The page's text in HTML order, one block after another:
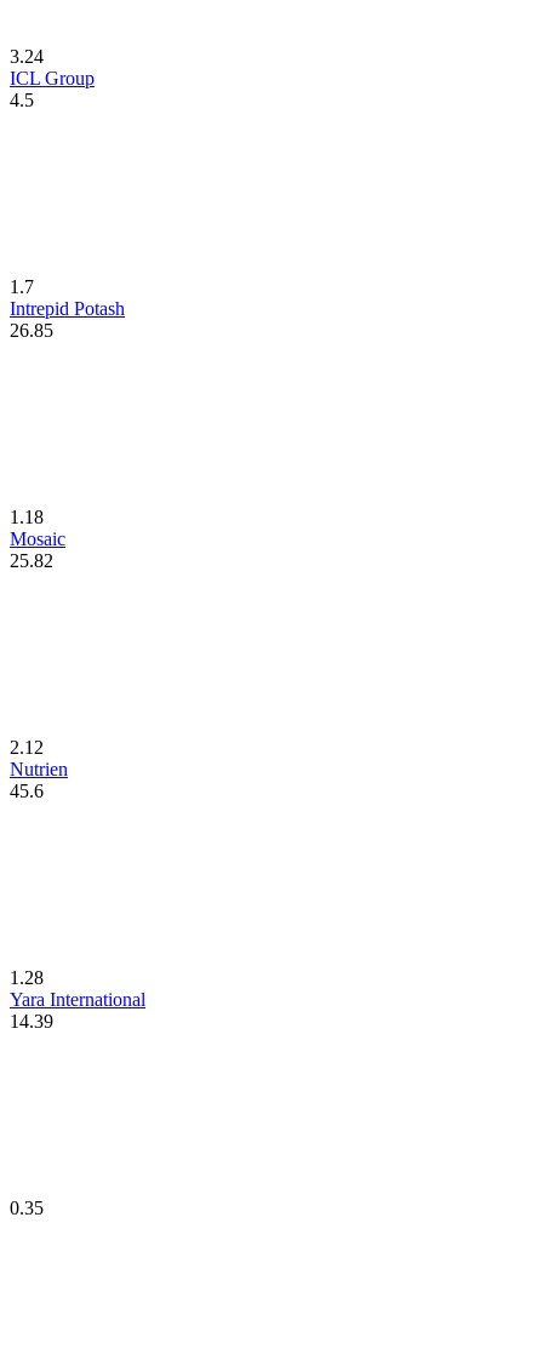
3.24
ICL Group
4.5
1.7
Intrepid Potash
26.85
1.18
Mosaic
25.82
2.12
Nutrien
45.6
1.28
Yara International
14.39
0.35